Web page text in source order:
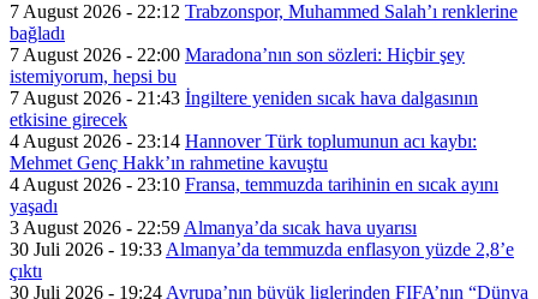
7 August 2026 - 22:12 Trabzonspor, Muhammed Salah’ı renklerine
bağladı
7 August 2026 - 22:00 Maradona’nın son sözleri: Hiçbir şey
istemiyorum, hepsi bu
7 August 2026 - 21:43 İngiltere yeniden sıcak hava dalgasının
etkisine girecek
4 August 2026 - 23:14 Hannover Türk toplumunun acı kaybı:
Mehmet Genç Hakk’ın rahmetine kavuştu
4 August 2026 - 23:10 Fransa, temmuzda tarihinin en sıcak ayını
yaşadı
3 August 2026 - 22:59 Almanya’da sıcak hava uyarısı
30 Juli 2026 - 19:33 Almanya’da temmuzda enflasyon yüzde 2,8’e
çıktı
30 Juli 2026 - 19:24 Avrupa’nın büyük liglerinden FIFA’nın “Dünya